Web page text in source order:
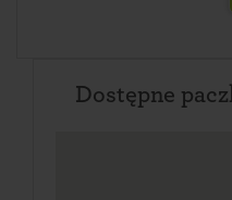
Dostępne